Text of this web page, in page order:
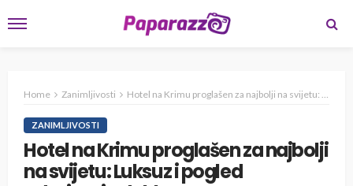
Home Zanimljivosti Hotel na Krimu proglašen za najbolji na svijetu: Luksuz i pogled oduzimaju dah!
ZANIMLJIVOSTI
Hotel na Krimu proglašen za najbolji
na svijetu: Luksuz i pogled